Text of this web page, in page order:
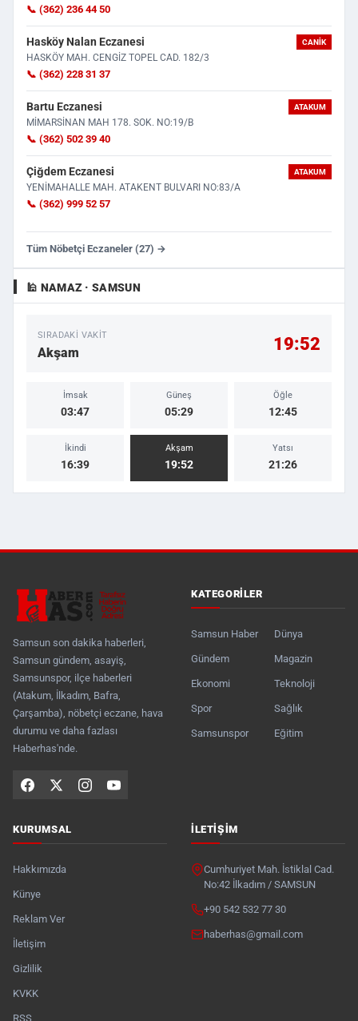
📞 (362) 236 44 50
Hasköy Nalan Eczanesi CANIK
HASKÖY MAH. CENGİZ TOPEL CAD. 182/3
📞 (362) 228 31 37
Bartu Eczanesi ATAKUM
MİMARSİNAN MAH 178. SOK. NO:19/B
📞 (362) 502 39 40
Çiğdem Eczanesi ATAKUM
YENİMAHALLE MAH. ATAKENT BULVARI NO:83/A
📞 (362) 999 52 57
Tüm Nöbetçi Eczaneler (27) →
🕌 NAMAZ · SAMSUN
SIRADAKI VAKIT
Akşam 19:52
İmsak
03:47
Güneş
05:29
Öğle
12:45
İkindi
16:39
Akşam
19:52
Yatsı
21:26
Samsun son dakika haberleri,
Samsun gündem, asayiş,
Samsunspor, ilçe haberleri
(Atakum, İlkadım, Bafra,
Çarşamba), nöbetçi eczane, hava
durumu ve daha fazlası
Haberhas'nde.
KATEGORILER
Samsun Haber
Gündem
Ekonomi
Spor
Samsunspor
Dünya
Magazin
Teknoloji
Sağlık
Eğitim
KURUMSAL
Hakkımızda
Künye
Reklam Ver
İletişim
Gizlilik
KVKK
RSS
İLETIŞIM
Cumhuriyet Mah. İstiklal Cad.
No:42 İlkadım / SAMSUN
+90 542 532 77 30
haberhas@gmail.com